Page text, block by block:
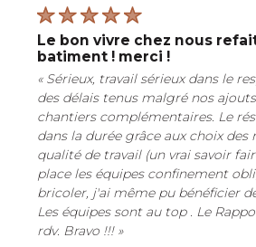
le bon vivre chez nous refait par terra-
batiment ! merci !
« Sérieux, travail sérieux dans le
des délais tenus malgré nos
chantiers complémentaires. Le
dans la durée grâce aux choix des
qualité de travail (un vrai savoir
place les équipes confinement
bricoler, j'ai même pu bénéficier
Les équipes sont au top . Le
rdv. Bravo !!! »